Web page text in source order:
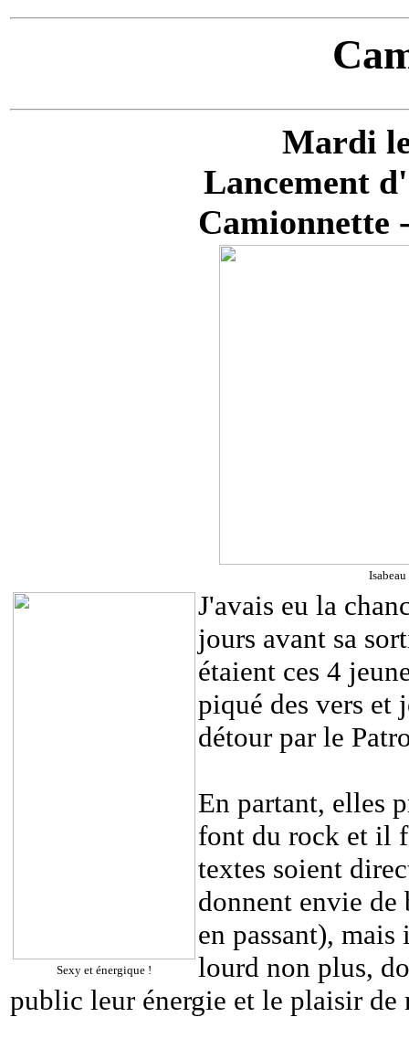
Mardi
Lancement
Camionnette
Sexy et énergique !
J'avais eu la
jours avant sa
étaient ces 4
piqué des vers et
détour par le
En partant, elles
font du rock et il
textes soient
donnent envie de
en passant),
lourd non plus,
public leur énergie et le plaisir de